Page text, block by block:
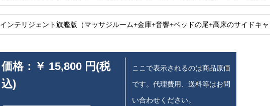
インテリジェント旗艦版（マッサジルーム+金庫+音響+ベッドの尾+高床のサイドキ
価格： ￥ 15,800 円(税
込)
ここで表示されるのは商品原価
です。代理費用、送料等はお問
い合わせください。